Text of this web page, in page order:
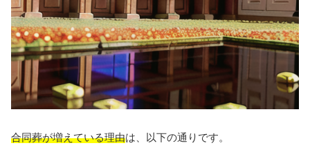
合同葬が増えている理由は、以下の通りです。